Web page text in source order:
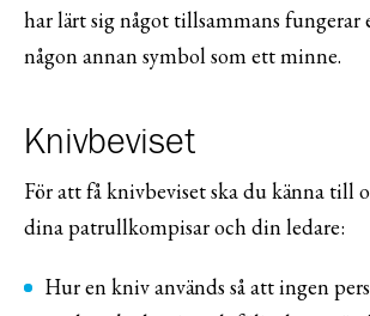
har lärt sig något tillsammans fungerar
någon annan symbol som ett minne.
Knivbeviset
För att få knivbeviset ska du känna till
dina patrullkompisar och din ledare:
Hur en kniv används så att ingen